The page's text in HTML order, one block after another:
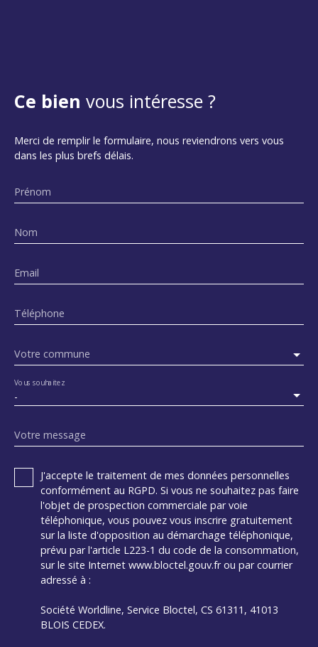
Ce bien vous intéresse ?
Merci de remplir le formulaire, nous reviendrons vers vous
dans les plus brefs délais.
Prénom
Nom
Email
Téléphone
Votre commune
-
Vous souhaitez
Votre message
J'accepte le traitement de mes données personnelles
conformément au RGPD. Si vous ne souhaitez pas faire
l'objet de prospection commerciale par voie
téléphonique, vous pouvez vous inscrire gratuitement
sur la liste d'opposition au démarchage téléphonique,
prévu par l'article L223-1 du code de la consommation,
sur le site Internet www.bloctel.gouv.fr ou par courrier
adressé à :
Société Worldline, Service Bloctel, CS 61311, 41013
BLOIS CEDEX.